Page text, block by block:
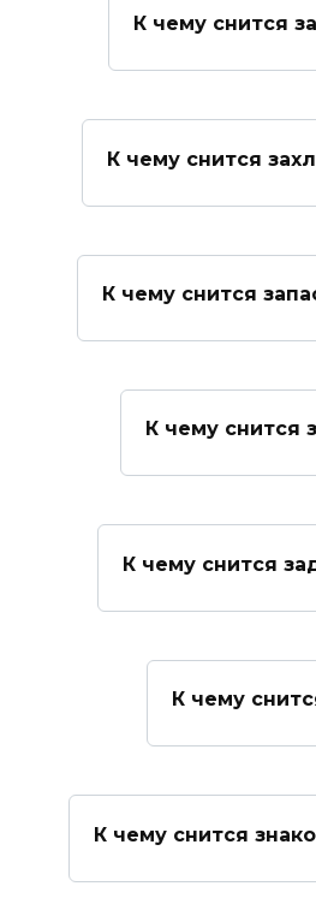
К чему снится
К чему снится
К чему снится
К чему снится
К чему снится
К чему
К чему снится